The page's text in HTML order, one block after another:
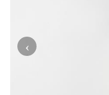
‹